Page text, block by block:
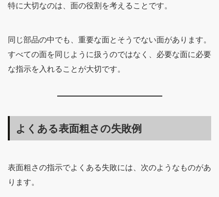
特に大切なのは、面の役割を考えることです。
同じ部品の中でも、重要な面とそうでない面があります。
すべての面を同じように扱うのではなく、必要な面に必要
な指示を入れることが大切です。
よくある表面粗さの失敗例
表面粗さの指示でよくある失敗には、次のようなものがあ
ります。